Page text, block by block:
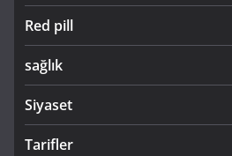
Red pill
sağlık
Siyaset
Tarifler